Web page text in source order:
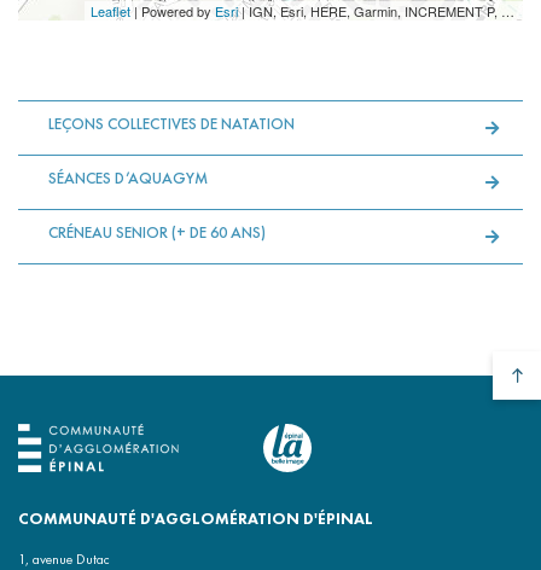
Leaflet | Powered by Esri|IGN, Esri, HERE, Garmin, INCREMENT P, Intermap, USGS, METI/NASA
LEÇONS COLLECTIVES DE NATATION
SÉANCES D’AQUAGYM
CRÉNEAU SENIOR (+ DE 60 ANS)
COMMUNAUTÉ D'AGGLOMÉRATION D'ÉPINAL
1, avenue Dutac